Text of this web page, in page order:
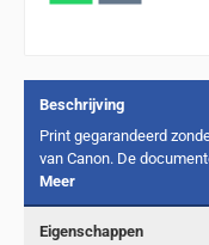
Beschrijving
Print gegarandeerd
van Canon. De
Meer
Eigenschappen